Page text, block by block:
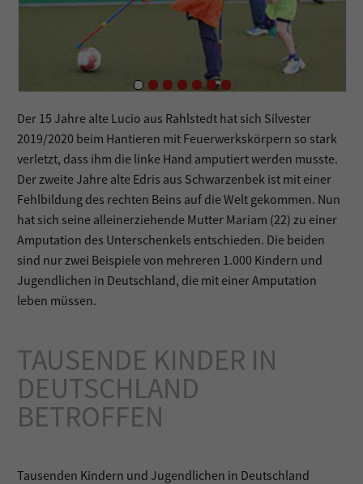
Der 15 Jahre alte Lucio aus Rahlstedt hat sich Silvester
2019/2020 beim Hantieren mit Feuerwerkskörpern so stark
verletzt, dass ihm die linke Hand amputiert werden musste.
Der zweite Jahre alte Edris aus Schwarzenbek ist mit einer
Fehlbildung des rechten Beins auf die Welt gekommen. Nun
hat sich seine alleinerziehende Mutter Mariam (22) zu einer
Amputation des Unterschenkels entschieden. Die beiden
sind nur zwei Beispiele von mehreren 1.000 Kindern und
Jugendlichen in Deutschland, die mit einer Amputation
leben müssen.
TAUSENDE KINDER IN
DEUTSCHLAND
BETROFFEN
Tausenden Kindern und Jugendlichen in Deutschland